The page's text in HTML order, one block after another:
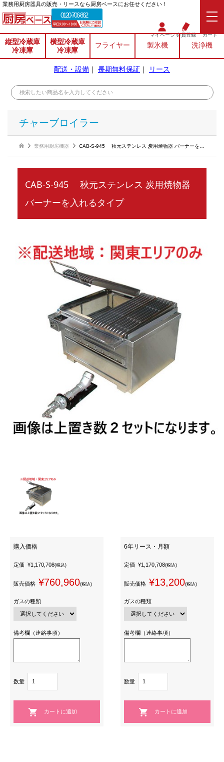
業務⽤厨房器具の販売・リースなら厨房ベースにお任せください！
0120-706-862
マイページ会員登録 カート
縦型冷蔵庫
冷凍庫
横型冷蔵庫
冷凍庫
フライヤー 製氷機 洗浄機
配送・設備 ｜ 長期無料保証 ｜ リース
チャーブロイラー
業務用厨房機器 CAB-S-945 秋元ステンレス 炭用焼物器 バーナーを入れるタイプ
CAB-S-945 秋元ステンレス 炭用焼物器
バーナーを入れるタイプ
購入価格
定価 ¥1,170,708(税込)
販売価格 ¥760,960(税込)
ガスの種類
備考欄（連絡事項）
数量
6年リース・月額
定価 ¥1,170,708(税込)
販売価格 ¥13,200(税込)
ガスの種類
備考欄（連絡事項）
数量